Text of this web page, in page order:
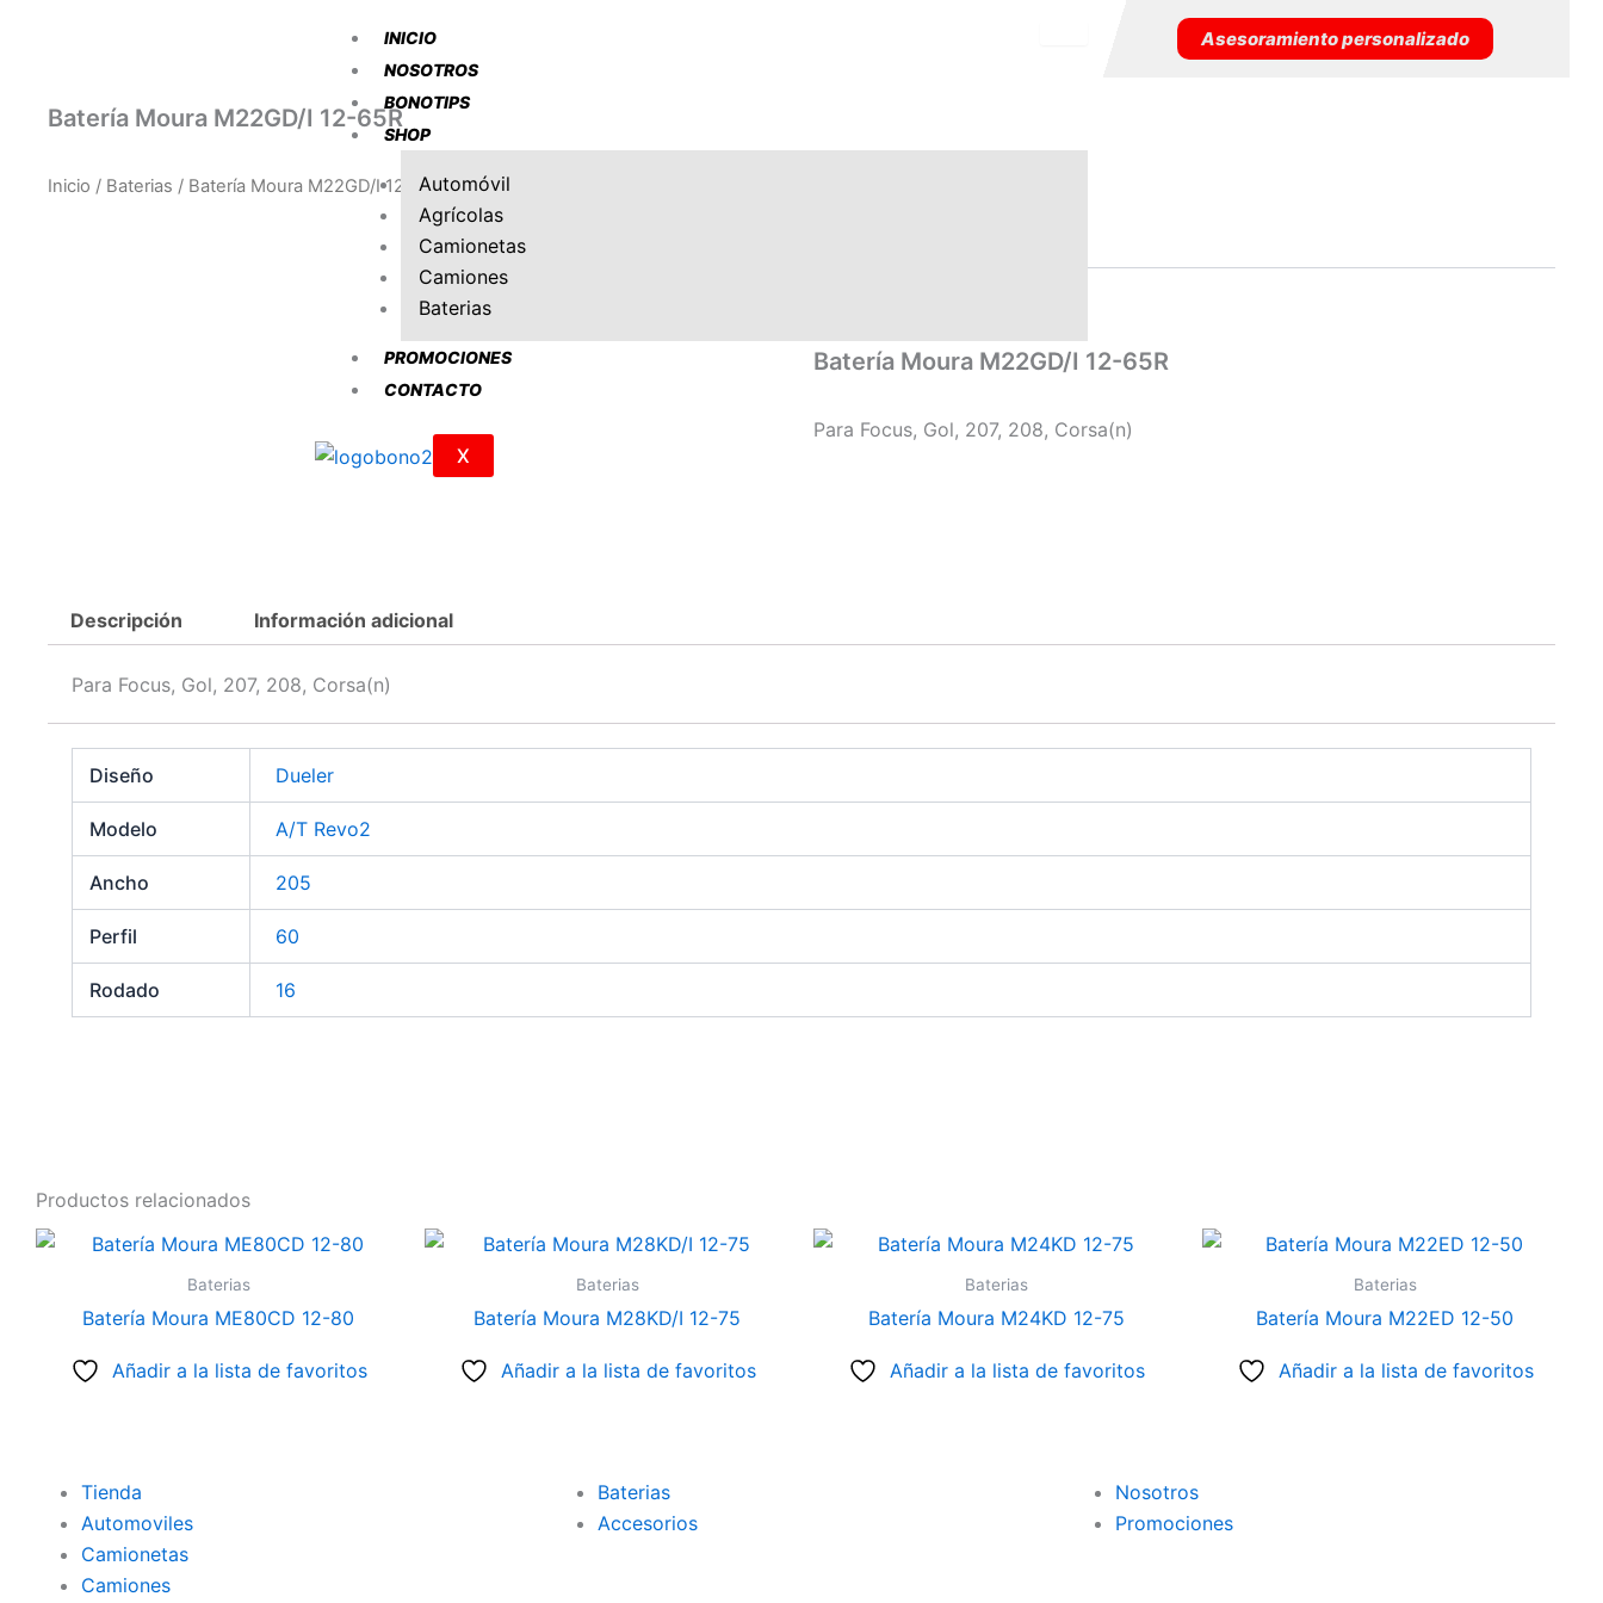
INICIO
NOSOTROS
BONOTIPS
SHOP
Automóvil
Agrícolas
Camionetas
Camiones
Baterias
PROMOCIONES
CONTACTO
X
Asesoramiento personalizado
Batería Moura M22GD/I 12-65R
Inicio / Baterias / Batería Moura M22GD/I 12-65R
Batería Moura M22GD/I 12-65R
Para Focus, Gol, 207, 208, Corsa(n)
Descripción Información adicional
Para Focus, Gol, 207, 208, Corsa(n)
Diseño Dueler
Modelo A/T Revo2
Ancho 205
Perfil 60
Rodado 16
Productos relacionados
Baterias
Batería Moura ME80CD 12-80
Añadir a la lista de favoritos
Baterias
Batería Moura M28KD/I 12-75
Añadir a la lista de favoritos
Baterias
Batería Moura M24KD 12-75
Añadir a la lista de favoritos
Baterias
Batería Moura M22ED 12-50
Añadir a la lista de favoritos
Tienda
Automoviles
Camionetas
Camiones
Baterias
Accesorios
Nosotros
Promociones